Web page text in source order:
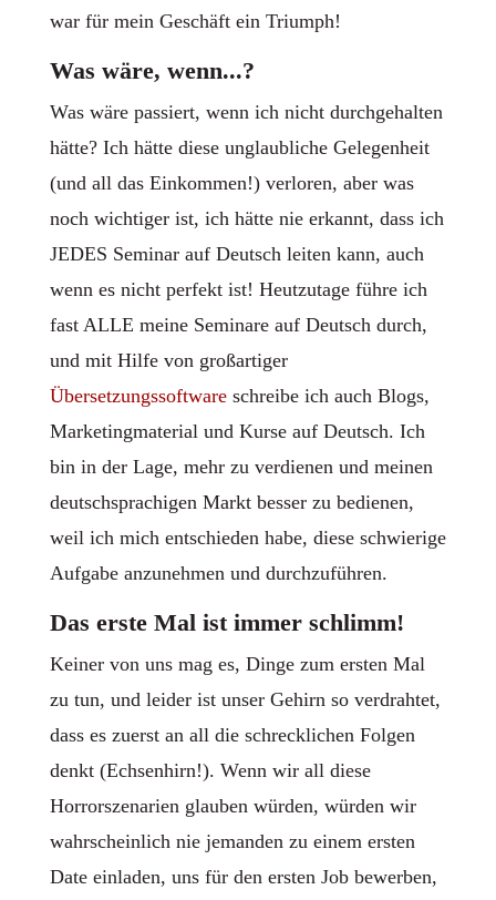
war für mein Geschäft ein Triumph!
Was wäre, wenn...?
Was wäre passiert, wenn ich nicht durchgehalten
hätte? Ich hätte diese unglaubliche Gelegenheit
(und all das Einkommen!) verloren, aber was
noch wichtiger ist, ich hätte nie erkannt, dass ich
JEDES Seminar auf Deutsch leiten kann, auch
wenn es nicht perfekt ist! Heutzutage führe ich
fast ALLE meine Seminare auf Deutsch durch,
und mit Hilfe von großartiger
Übersetzungssoftwareschreibe ich auch Blogs,
Marketingmaterial und Kurse auf Deutsch. Ich
bin in der Lage, mehr zu verdienen und meinen
deutschsprachigen Markt besser zu bedienen,
weil ich mich entschieden habe, diese schwierige
Aufgabe anzunehmen und durchzuführen.
Das erste Mal ist immer schlimm!
Keiner von uns mag es, Dinge zum ersten Mal
zu tun, und leider ist unser Gehirn so verdrahtet,
dass es zuerst an all die schrecklichen Folgen
denkt (Echsenhirn!). Wenn wir all diese
Horrorszenarien glauben würden, würden wir
wahrscheinlich nie jemanden zu einem ersten
Date einladen, uns für den ersten Job bewerben,